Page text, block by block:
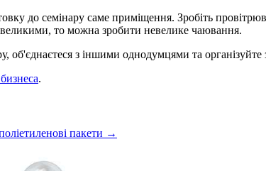
до семінару саме приміщення. Зробіть
то можна зробити невелике чаювання.
об'єднаєтеся з іншими однодумцями та
.
пакети →